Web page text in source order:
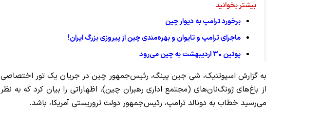
بیشتر بخوانید
برخورد ترامپ به دیوار چین
ماجرای ترامپ و تایوان و بهره‌مندی چین از پیروزی بزرگ ایران!
پوتین 30 اردیبهشت به چین می‌رود
به گزارش اسپوتنیک، شی جین پینگ، رئیس‌جمهور چین در جریان یک تور اختصاصی
از باغ‌های ژونگ‌نان‌های (مجتمع اداری رهبران چین)، اظهاراتی را بیان کرد که به نظر
می‌رسید خطاب به دونالد ترامپ، رئیس‌جمهور دولت تروریستی آمریکا، باشد.